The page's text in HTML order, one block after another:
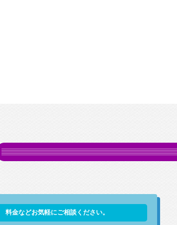
料金などお気軽にご相談ください。